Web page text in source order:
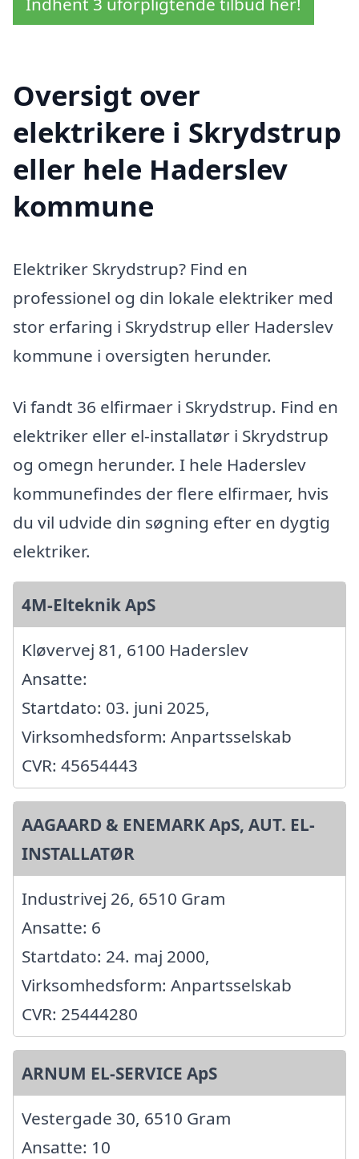
Oversigt over
elektrikere i Skrydstrup
eller hele Haderslev
kommune
Elektriker Skrydstrup? Find en
professionel og din lokale elektriker med
stor erfaring i Skrydstrup eller Haderslev
kommune i oversigten herunder.
Vi fandt 36 elfirmaer i Skrydstrup. Find en
elektriker eller el-installatør i Skrydstrup
og omegn herunder. I hele Haderslev
kommunefindes der flere elfirmaer, hvis
du vil udvide din søgning efter en dygtig
elektriker.
4M-Elteknik ApS
Kløvervej 81, 6100 Haderslev
Ansatte:
Startdato: 03. juni 2025,
Virksomhedsform: Anpartsselskab
CVR: 45654443
AAGAARD & ENEMARK ApS, AUT. EL-
INSTALLATØR
Industrivej 26, 6510 Gram
Ansatte: 6
Startdato: 24. maj 2000,
Virksomhedsform: Anpartsselskab
CVR: 25444280
ARNUM EL-SERVICE ApS
Vestergade 30, 6510 Gram
Ansatte: 10